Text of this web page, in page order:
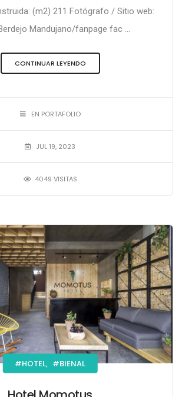
(m2) 211 Fotógrafo / Sitio web:
Mandujano/fanpage fac ...
CONTINUAR LEYENDO
EN PORTAFOLIO
JUL 19, 2023
4049 VISITAS
#HOTEL, #BIENAL